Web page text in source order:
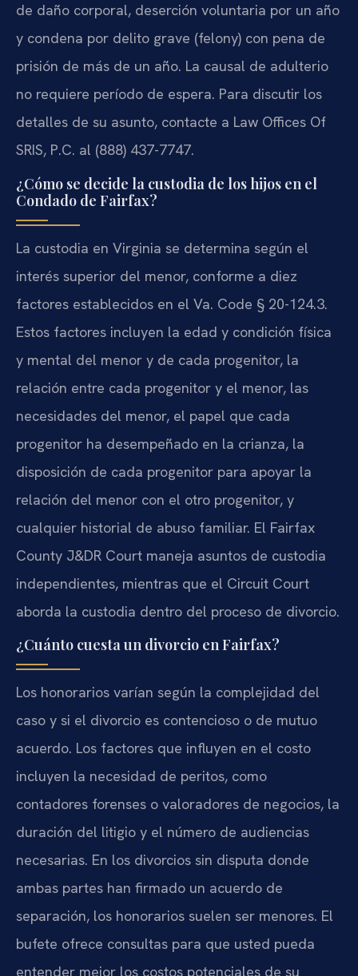
de daño corporal, deserción voluntaria por un año
y condena por delito grave (felony) con pena de
prisión de más de un año. La causal de adulterio
no requiere período de espera. Para discutir los
detalles de su asunto, contacte a Law Offices Of
SRIS, P.C. al (888) 437-7747.
¿Cómo se decide la custodia de los hijos en el
Condado de Fairfax?
La custodia en Virginia se determina según el
interés superior del menor, conforme a diez
factores establecidos en el Va. Code § 20-124.3.
Estos factores incluyen la edad y condición física
y mental del menor y de cada progenitor, la
relación entre cada progenitor y el menor, las
necesidades del menor, el papel que cada
progenitor ha desempeñado en la crianza, la
disposición de cada progenitor para apoyar la
relación del menor con el otro progenitor, y
cualquier historial de abuso familiar. El Fairfax
County J&DR Court maneja asuntos de custodia
independientes, mientras que el Circuit Court
aborda la custodia dentro del proceso de divorcio.
¿Cuánto cuesta un divorcio en Fairfax?
Los honorarios varían según la complejidad del
caso y si el divorcio es contencioso o de mutuo
acuerdo. Los factores que influyen en el costo
incluyen la necesidad de peritos, como
contadores forenses o valoradores de negocios, la
duración del litigio y el número de audiencias
necesarias. En los divorcios sin disputa donde
ambas partes han firmado un acuerdo de
separación, los honorarios suelen ser menores. El
bufete ofrece consultas para que usted pueda
entender mejor los costos potenciales de su